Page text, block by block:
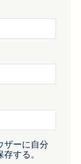
ザーに自分
する。